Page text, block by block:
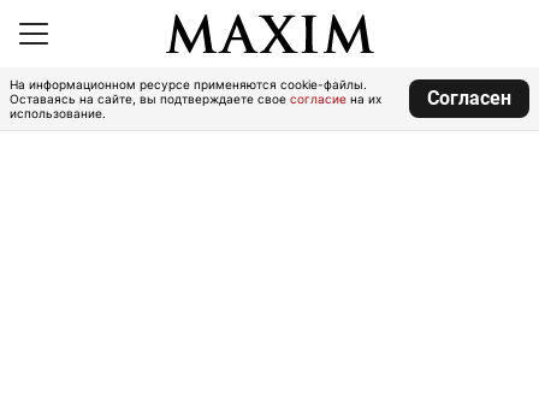
На информационном ресурсе применяются cookie-файлы.
Оставаясь на сайте, вы подтверждаете свое согласие на их
использование.
Согласен